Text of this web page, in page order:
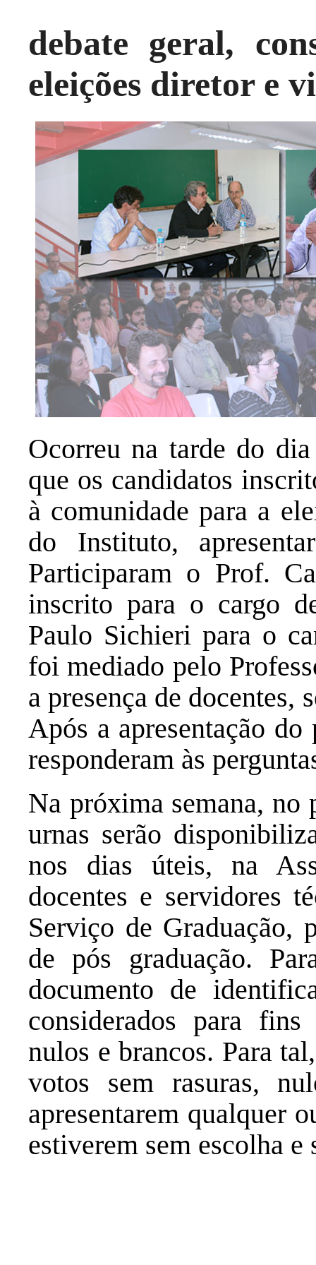
debate geral,
eleições diretor e
Ocorreu na tarde do
que os candidatos
à comunidade para a
do Instituto,
Participaram o Prof.
inscrito para o cargo
Paulo Sichieri para o
foi mediado pelo
a presença de docentes,
Após a apresentação
responderam às
Na próxima semana, no
urnas serão
nos dias úteis, na
docentes e servidores
Serviço de Graduação,
de pós graduação.
documento de
considerados para
nulos e brancos. Para
votos sem rasuras,
apresentarem qualquer
estiverem sem escolha